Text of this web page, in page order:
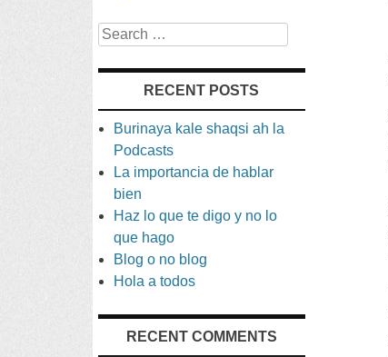
Search
RECENT POSTS
Burinaya kale shaqsi ah la
Podcasts
La importancia de hablar
bien
Haz lo que te digo y no lo
que hago
Blog o no blog
Hola a todos
RECENT COMMENTS